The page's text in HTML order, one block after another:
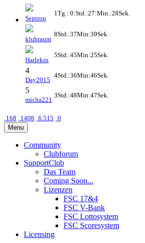
Septron
1Tg.: 0:Std.:27:Min.:28Sek.
klubraum
8Std.:37Min:39Sek.
Harlekin
5Std.:45Min:25Sek.
4
Day2015
4Std.:36Min:46Sek.
5
micha221
3Std.:48Min:47Sek.
168 1408 6.515 0
Menu
Community
Clubforum
SupportClub
Das Team
Coming Soon...
Lizenzen
FSC 17&4
FSC V-Bank
FSC Lottosystem
FSC Scoresystem
Licensing